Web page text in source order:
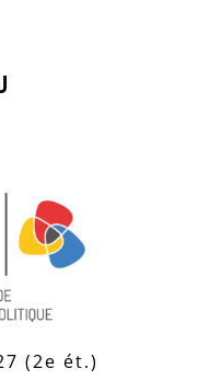
(2e ét.)